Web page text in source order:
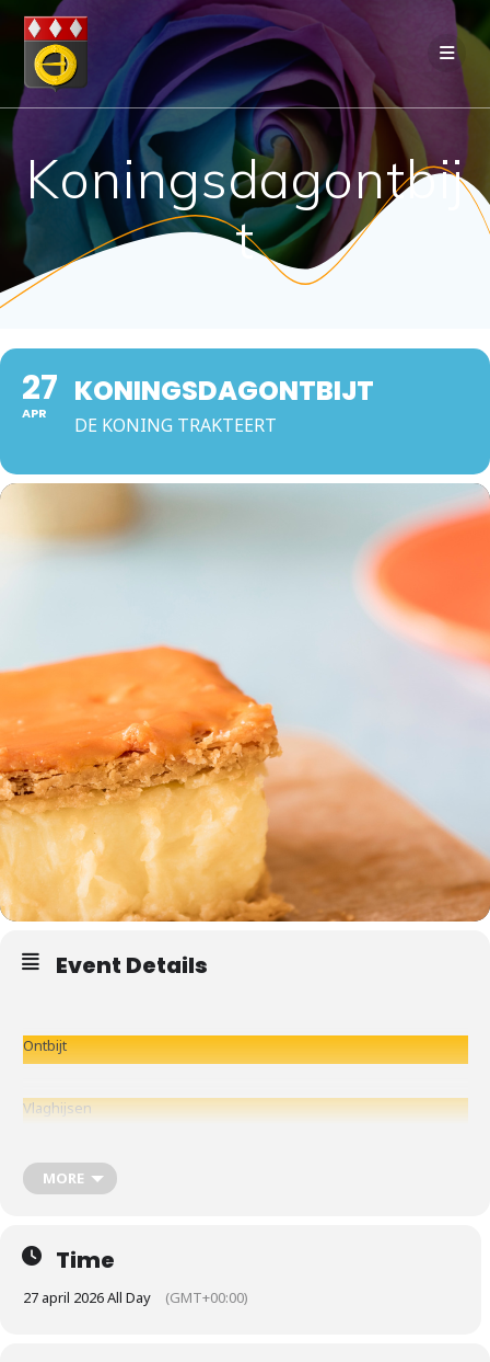
Ga
naar
inhoud
Koningsdagontbij
t
27
APR
KONINGSDAGONTBIJT
DE KONING TRAKTEERT
Event Details
Ontbijt
Vlaghijsen
Koffie met oranjegebak en oranjebitter
MORE
Time
27 april 2026 All Day (GMT+00:00)